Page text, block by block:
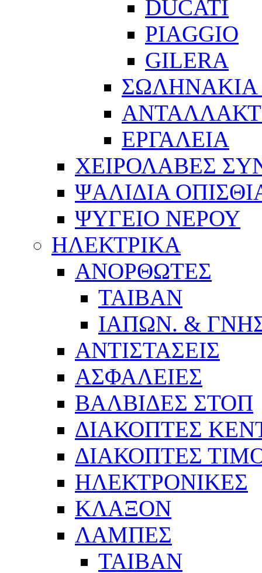
DUCATI
PIAGGIO
GILERA
ΕΡΓΑΛΕΙΑ
ΧΕΙΡΟΛΑΒΕΣ
ΨΑΛΙΔΙΑ
ΨΥΓΕΙΟ ΝΕΡΟΥ
ΗΛΕΚΤΡΙΚΑ
ΑΝΟΡΘΩΤΕΣ
ΤΑΙΒΑΝ
ΙΑΠΩΝ. &
ΑΝΤΙΣΤΑΣΕΙΣ
ΑΣΦΑΛΕΙΕΣ
ΒΑΛΒΙΔΕΣ ΣΤΟΠ
ΔΙΑΚΟΠΤΕΣ
ΔΙΑΚΟΠΤΕΣ
ΗΛΕΚΤΡΟΝΙΚΕΣ
ΚΛΑΞΟΝ
ΛΑΜΠΕΣ
ΤΑΙΒΑΝ